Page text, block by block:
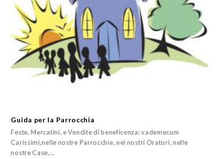
Guida per la Parrocchia
Feste, Mercatini, e Vendite di beneficenza: vademecum
Carissimi,nelle nostre Parrocchie, nei nostri Oratori, nelle
nostre Case,…